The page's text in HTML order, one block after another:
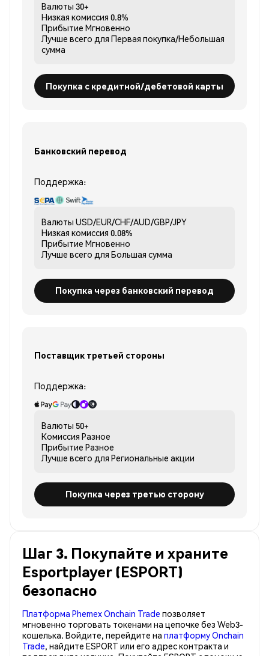
Валюты 30+
Низкая комиссия 0.8%
Прибытие Мгновенно
Лучше всего для Первая покупка/Небольшая
сумма
Покупка с кредитной/дебетовой карты
Банковский перевод
Поддержка:
Валюты USD/EUR/CHF/AUD/GBP/JPY
Низкая комиссия 0.08%
Прибытие Мгновенно
Лучше всего для Большая сумма
Покупка через банковский перевод
Поставщик третьей стороны
Поддержка:
Валюты 50+
Комиссия Разное
Прибытие Разное
Лучше всего для Региональные акции
Покупка через третью сторону
Шаг 3. Покупайте и храните
Esportplayer (ESPORT)
безопасно
Платформа Phemex Onchain Trade позволяет
мгновенно торговать токенами на цепочке без Web3-
кошелька. Войдите, перейдите на платформу Onchain
Trade, найдите ESPORT или его адрес контракта и